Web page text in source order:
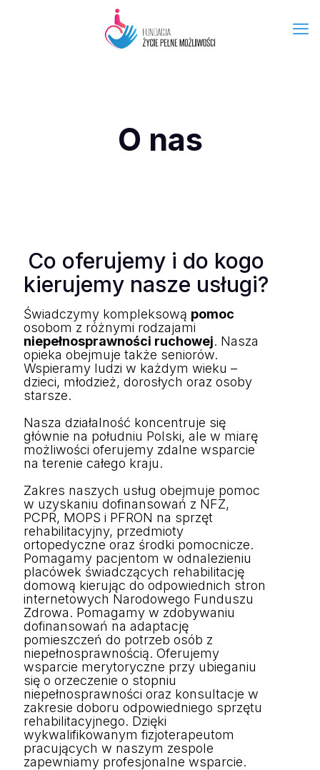
O nas
Co oferujemy i do kogo
kierujemy nasze usługi?
Świadczymy kompleksową pomoc
osobom z różnymi rodzajami
niepełnosprawności ruchowej. Nasza
opieka obejmuje także seniorów.
Wspieramy ludzi w każdym wieku –
dzieci, młodzież, dorosłych oraz osoby
starsze.
Nasza działalność koncentruje się
głównie na południu Polski, ale w miarę
możliwości oferujemy zdalne wsparcie
na terenie całego kraju.
Zakres naszych usług obejmuje pomoc
w uzyskaniu dofinansowań z NFZ,
PCPR, MOPS i PFRON na sprzęt
rehabilitacyjny, przedmioty
ortopedyczne oraz środki pomocnicze.
Pomagamy pacjentom w odnalezieniu
placówek świadczących rehabilitację
domową kierując do odpowiednich stron
internetowych Narodowego Funduszu
Zdrowa. Pomagamy w zdobywaniu
dofinansowań na adaptację
pomieszczeń do potrzeb osób z
niepełnosprawnością. Oferujemy
wsparcie merytoryczne przy ubieganiu
się o orzeczenie o stopniu
niepełnosprawności oraz konsultacje w
zakresie doboru odpowiedniego sprzętu
rehabilitacyjnego. Dzięki
wykwalifikowanym fizjoterapeutom
pracujących w naszym zespole
zapewniamy profesjonalne wsparcie.